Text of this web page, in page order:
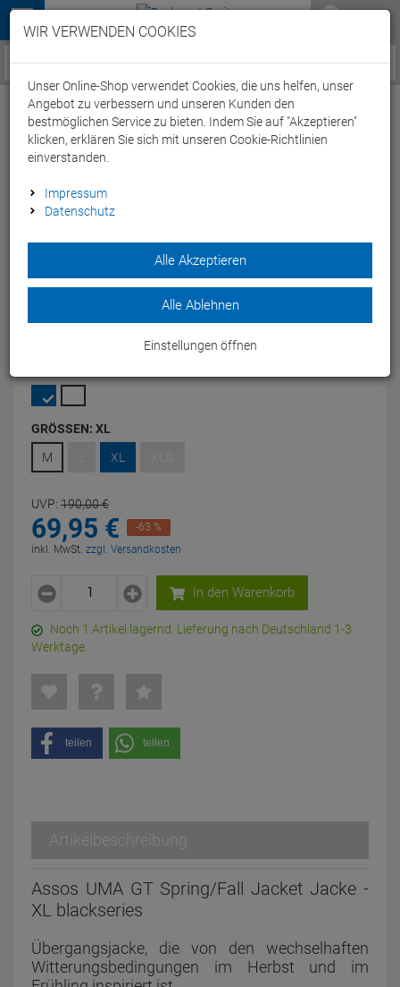
Menü
Service / Hilfe
Assos UMA GT Spring/Fall Jacket Jacke -
XL blackseries
Die Assos UMA GT Spring Fall Jacket Jacke ist von den
wechselhaften Witterungsbedingungen im Herbst und im
GRÖSSEN: XL
M
XL
UVP: 190,00€
69,95 €
-63 %
inkl. MwSt. zzgl. Versandkosten
In den Warenkorb
Noch 1 Artikel lagernd. Lieferung nach Deutschland 1-3
Werktage.
teilen teilen
Artikelbeschreibung
Assos UMA GT Spring/Fall Jacket Jacke -
XL blackseries
Übergangsjacke, die von den wechselhaften
Witterungsbedingungen im Herbst und im
WIR VERWENDEN COOKIES
Unser Online-Shop verwendet Cookies, die uns helfen, unser
Angebot zu verbessern und unseren Kunden den
bestmöglichen Service zu bieten. Indem Sie auf "Akzeptieren"
klicken, erklären Sie sich mit unseren Cookie-Richtlinien
einverstanden.
Impressum
Datenschutz
Alle Akzeptieren
Alle Ablehnen
Einstellungen öffnen